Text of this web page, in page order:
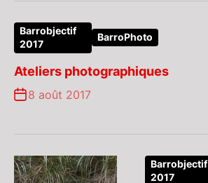
Barrobjectif
2017
BarroPhoto
Ateliers photographiques
8 août 2017
Barrobjectif
2017